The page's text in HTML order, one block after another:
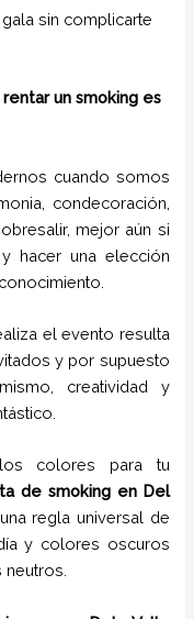
sin complicarte
un smoking es
cuando somos
condecoración,
mejor aún si
hacer una elección
el evento resulta
y por supuesto
creatividad y
colores para tu
de smoking en Del
regla universal de
y colores oscuros